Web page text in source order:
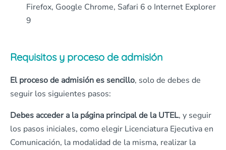
Firefox, Google Chrome, Safari 6 o Internet Explorer
9
Requisitos y proceso de admisión
El proceso de admisión es sencillo, solo de debes de
seguir los siguientes pasos:
Debes acceder a la página principal de la UTEL, y seguir
los pasos iniciales, como elegir Licenciatura Ejecutiva en
Comunicación, la modalidad de la misma, realizar la